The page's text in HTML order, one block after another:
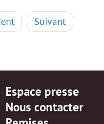
Suivant
Espace presse
Nous contacter